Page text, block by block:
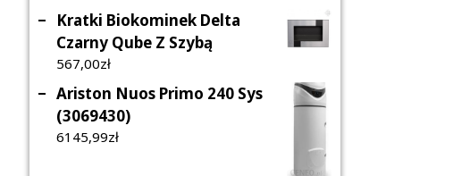
Kratki Biokominek Delta
Czarny Qube Z Szybą
567,00Zł
Ariston Nuos Primo 240 Sys
(3069430)
6145,99Zł